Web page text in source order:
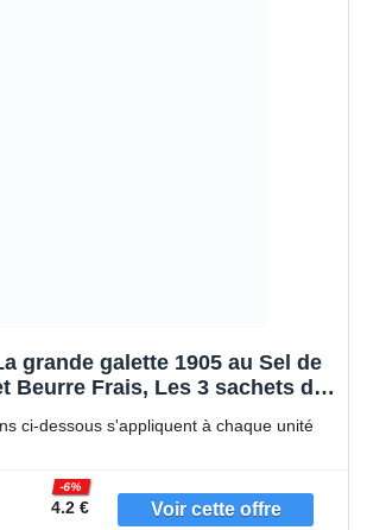
grande galette 1905 au Sel de
Beurre Frais, Les 3 sachets de
ci-dessous s'appliquent à chaque unité
4.2 €
-6%